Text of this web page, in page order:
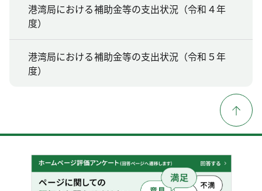
港湾局における補助金等の支出状況（令和４年
度）
港湾局における補助金等の支出状況（令和５年
度）